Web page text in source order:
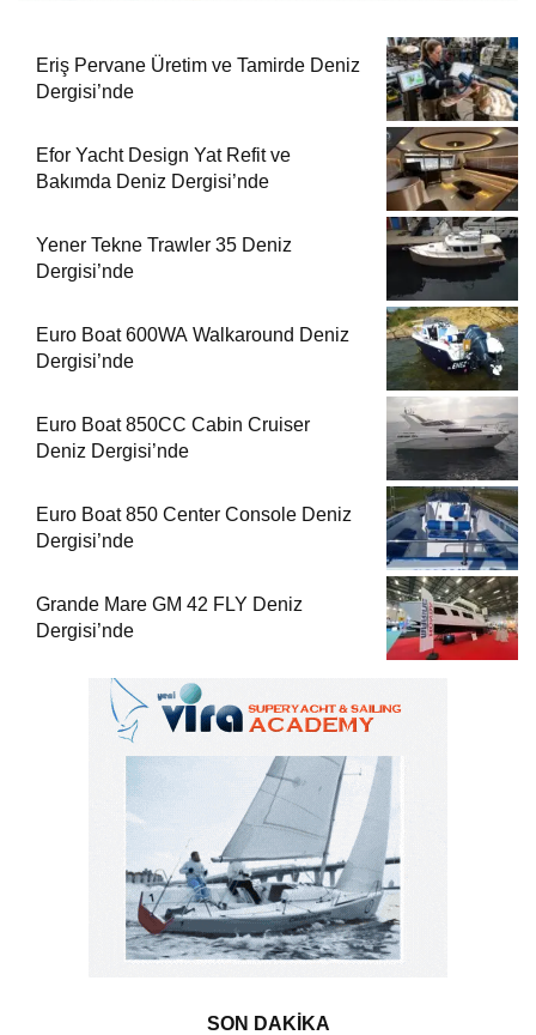
Eriş Pervane Üretim ve Tamirde Deniz
Dergisi’nde
Efor Yacht Design Yat Refit ve
Bakımda Deniz Dergisi’nde
Yener Tekne Trawler 35 Deniz
Dergisi’nde
Euro Boat 600WA Walkaround Deniz
Dergisi’nde
Euro Boat 850CC Cabin Cruiser
Deniz Dergisi’nde
Euro Boat 850 Center Console Deniz
Dergisi’nde
Grande Mare GM 42 FLY Deniz
Dergisi’nde
SON DAKİKA